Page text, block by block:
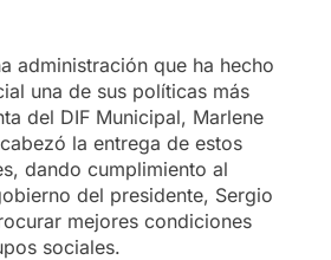
administración que ha hecho
una de sus políticas más
del DIF Municipal, Marlene
la entrega de estos
dando cumplimiento al
del presidente, Sergio
mejores condiciones
sociales.